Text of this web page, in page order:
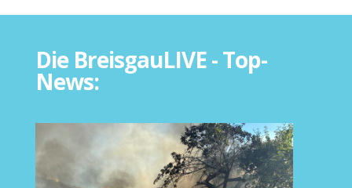
Die BreisgauLIVE - Top-
News: